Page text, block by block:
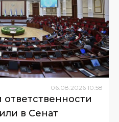
06 08 2026 10:58
в Сенат